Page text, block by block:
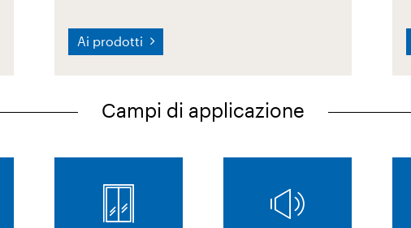
Ai prodotti
Campi di applicazione